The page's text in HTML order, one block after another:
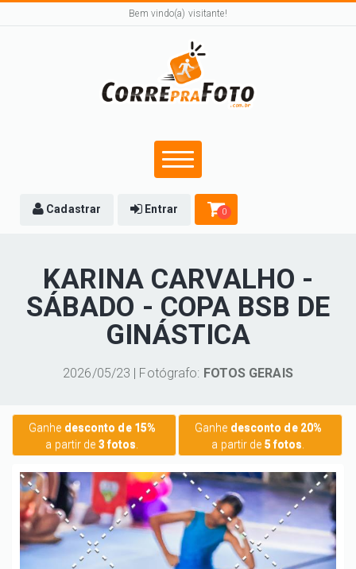
Bem vindo(a) visitante!
Cadastrar Entrar 0
KARINA CARVALHO -
SÁBADO - COPA BSB DE
GINÁSTICA
2026/05/23 | Fotógrafo: FOTOS GERAIS
Ganhe desconto de 15%
a partir de 3 fotos
Ganhe desconto de 20%
a partir de 5 fotos